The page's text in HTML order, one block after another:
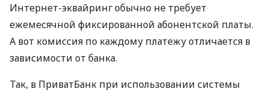
Интернет-эквайринг обычно не требует
ежемесячной фиксированной абонентской платы.
А вот комиссия по каждому платежу отличается в
зависимости от банка.
Так, в ПриватБанк при использовании системы